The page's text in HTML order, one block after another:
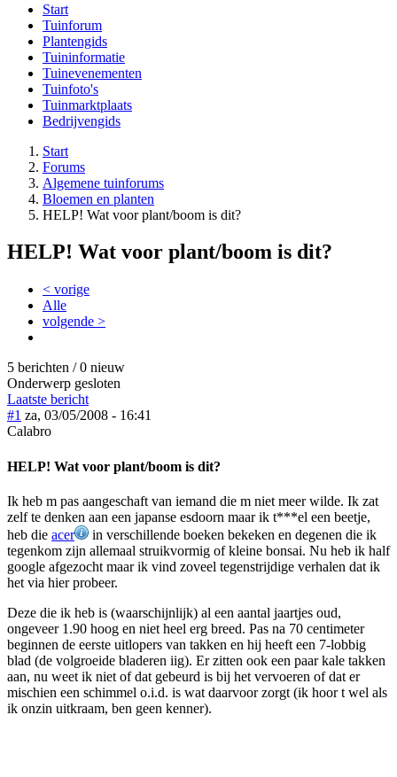
Start
Tuinforum
Plantengids
Tuininformatie
Tuinevenementen
Tuinfoto's
Tuinmarktplaats
Bedrijvengids
Start
Forums
Algemene tuinforums
Bloemen en planten
HELP! Wat voor plant/boom is dit?
HELP! Wat voor plant/boom is dit?
< vorige
Alle
volgende >
5 berichten / 0 nieuw
Onderwerp gesloten
Laatste bericht
#1 za, 03/05/2008 - 16:41
Calabro
HELP! Wat voor plant/boom is dit?
Ik heb m pas aangeschaft van iemand die m niet meer wilde. Ik zat
zelf te denken aan een japanse esdoorn maar ik t***el een beetje,
heb die acer
in verschillende boeken bekeken en degenen die ik
tegenkom zijn allemaal struikvormig of kleine bonsai. Nu heb ik half
google afgezocht maar ik vind zoveel tegenstrijdige verhalen dat ik
het via hier probeer.
Deze die ik heb is (waarschijnlijk) al een aantal jaartjes oud,
ongeveer 1.90 hoog en niet heel erg breed. Pas na 70 centimeter
beginnen de eerste uitlopers van takken en hij heeft een 7-lobbig
blad (de volgroeide bladeren iig). Er zitten ook een paar kale takken
aan, nu weet ik niet of dat gebeurd is bij het vervoeren of dat er
mischien een schimmel o.i.d. is wat daarvoor zorgt (ik hoor t wel als
ik onzin uitkraam, ben geen kenner).